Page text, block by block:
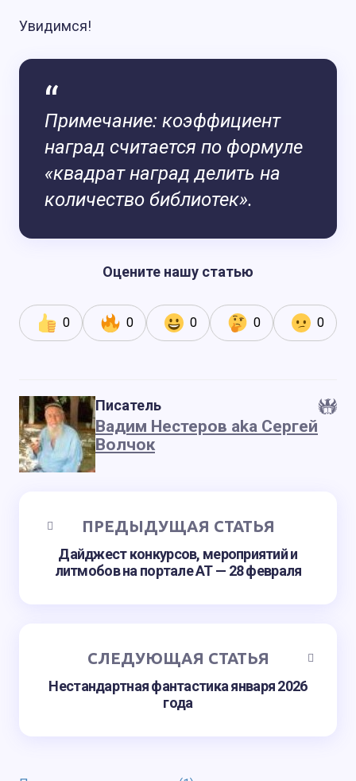
Увидимся!
Примечание: коэффициент
наград считается по формуле
«квадрат наград делить на
количество библиотек».
Оцените нашу статью
0 0 0 0 0
Писатель
Вадим Нестеров aka Сергей
Волчок
ПРЕДЫДУЩАЯ СТАТЬЯ
Дайджест конкурсов, мероприятий и
литмобов на портале АТ — 28 февраля
СЛЕДУЮЩАЯ СТАТЬЯ
Нестандартная фантастика января 2026
года